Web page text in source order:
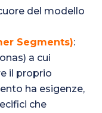
del modello
Segments):
a cui
il proprio
ha esigenze,
che